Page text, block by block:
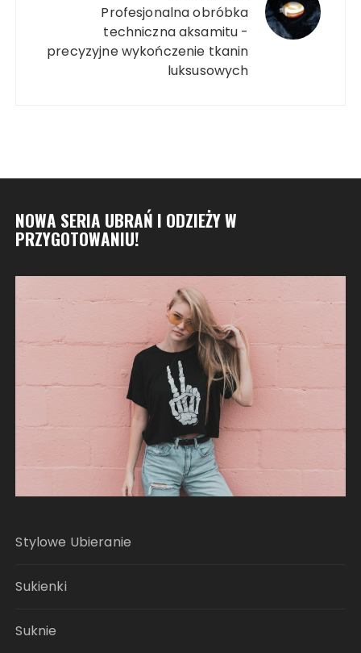
Profesjonalna obróbka
techniczna aksamitu -
precyzyjne wykończenie tkanin
luksusowych
NOWA SERIA UBRAŃ I ODZIEŻY W
PRZYGOTOWANIU!
Stylowe Ubieranie
Sukienki
Suknie